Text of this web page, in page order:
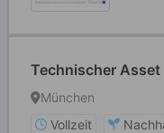
Technischer
München
Vollzeit